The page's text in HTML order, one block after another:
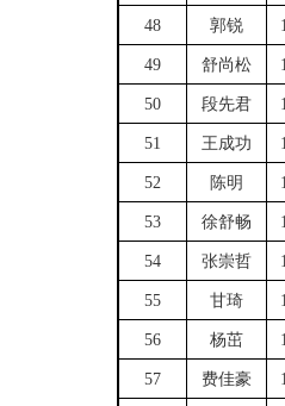
48 郭锐
49 舒尚松
50 段先君
51 王成功
52 陈明
53 徐舒畅
54 张崇哲
55 甘琦
56 杨茁
57 费佳豪